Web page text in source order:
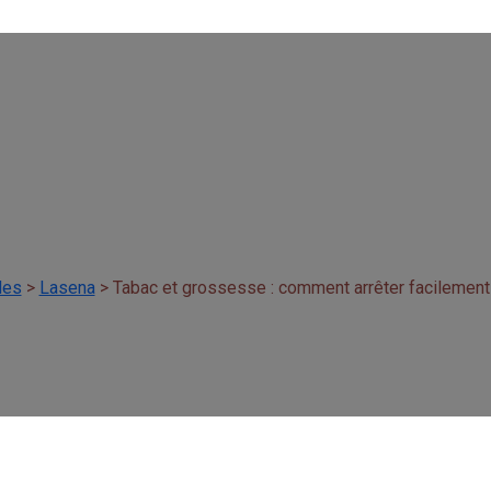
> Lasena > Tabac et grossesse : comment arrêter